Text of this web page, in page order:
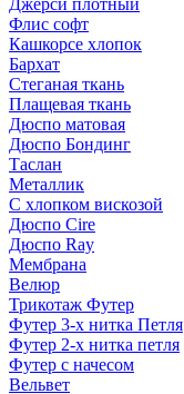
Джерси плотный
Флис софт
Кашкорсе хлопок
Бархат
Стеганая ткань
Плащевая ткань
Дюспо матовая
Дюспо Бондинг
Таслан
Металлик
С хлопком вискозой
Дюспо Cire
Дюспо Ray
Мембрана
Велюр
Трикотаж Футер
Футер 3-х нитка Петля
Футер 2-х нитка петля
Футер с начесом
Вельвет